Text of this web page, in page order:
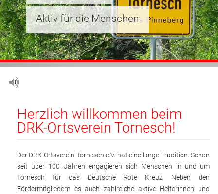
Angebote
Mithilfe
Adressen
Aktuelles
Aktiv für die Menschen
Wir freuen uns auf Sie
Machen Sie mit
Macht Spaß und hilft!
Herzlich willkommen beim
DRK-Ortsverein Tornesch!
Der DRK-Ortsverein Tornesch e.V. hat eine lange Tradition. Schon
seit über 100 Jahren engagieren sich Menschen in und um
Tornesch für das Deutsche Rote Kreuz. Neben den
Fördermitgliedern es auch zahlreiche aktive Helferinnen und